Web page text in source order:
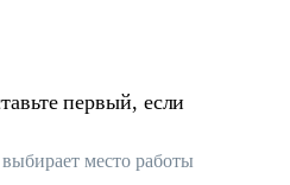
первый, если
место работы